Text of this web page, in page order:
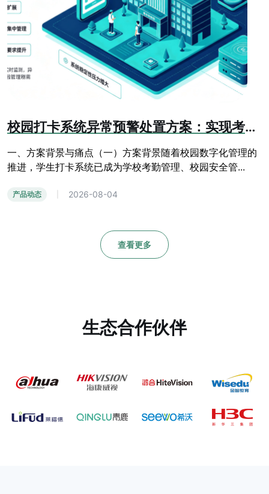
校园打卡系统异常预警处置方案：实现考勤运维全流程管控
一、方案背景与痛点（一）方案背景随着校园数字化管理的
推进，学生打卡系统已成为学校考勤管理、校园安全管...
产品动态 2026-08-04
查看更多
生态合作伙伴